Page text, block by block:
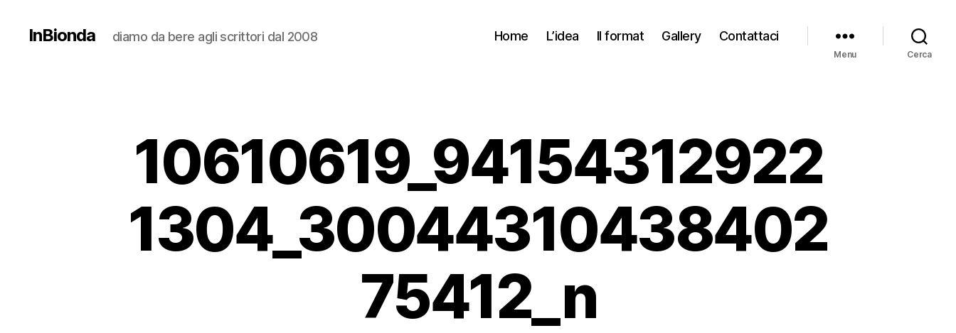
InBionda diamo da bere agli scrittori dal 2008 Home L’idea Il format Gallery Contattaci
Menu Cerca
10610619_94154312922
1304_30044310438402
75412_n